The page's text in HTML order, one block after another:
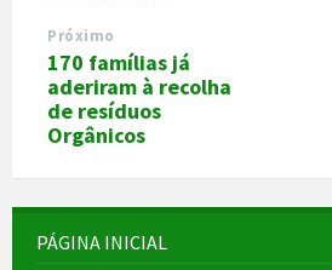
Próximo
170 famílias já
aderiram à recolha
de resíduos
Orgânicos
PÁGINA INICIAL